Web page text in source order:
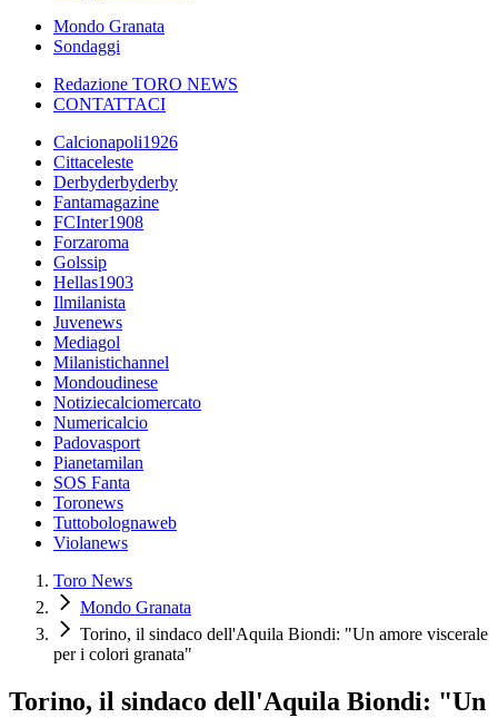
Mondo Granata
Sondaggi
Redazione TORO NEWS
CONTATTACI
Calcionapoli1926
Cittaceleste
Derbyderbyderby
Fantamagazine
FCInter1908
Forzaroma
Golssip
Hellas1903
Ilmilanista
Juvenews
Mediagol
Milanistichannel
Mondoudinese
Notiziecalciomercato
Numericalcio
Padovasport
Pianetamilan
SOS Fanta
Toronews
Tuttobolognaweb
Violanews
Toro News
Mondo Granata
Torino, il sindaco dell'Aquila Biondi: "Un amore viscerale
per i colori granata"
Torino, il sindaco dell'Aquila Biondi: "Un